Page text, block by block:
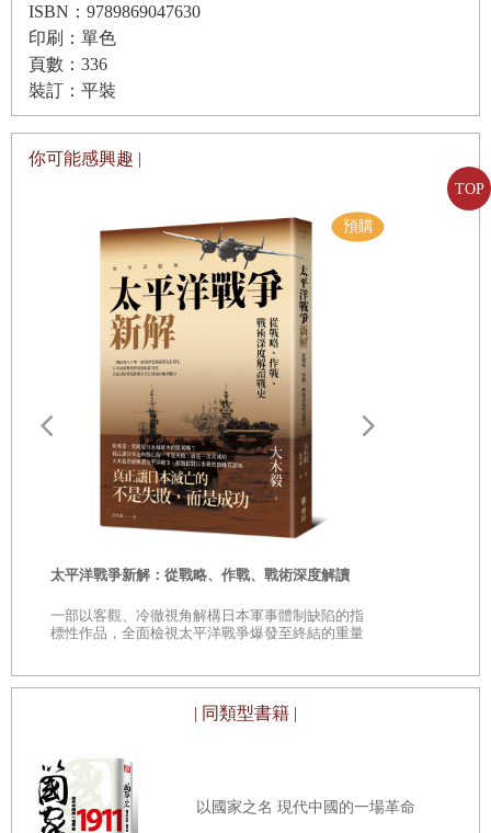
TOP
樣子。現在，所有相信他，衷心接受他的人，也將不死且獲得永生。
我成長於宗教信仰混雜的家庭—有不太虔誠的穆斯林，也有活力充沛
的無神論者—這的確是我聽過最精采的故事。在此之前，上帝從未如
然。我的宗教與我的族群身分密不可分。與絕大多數誕生在宗教傳統
中的人一樣，信仰對我來說親如自己的肌膚，不可能視若無睹。伊朗
革命使我家不得不逃離故鄉，此後，宗教，尤其是伊斯蘭教，就成了
我家絕口不提的禁忌。簡單地說，伊斯蘭教會讓我們想起在伊朗失去
的一切，我們所有的家當全落入當前統治伊朗的穆拉（mullah）手
裡。儘管如此，我的母親仍會趁沒人看見時偷偷禱告，而我們仍可在
壁櫥或某個抽屜找到一兩本被藏起來的《古蘭經》。不過大體而言，
上帝幾乎已從我們的生活中抹去。
對我來說，這其實是件好事。畢竟在一九八○年代的美國，身為穆斯
林簡直跟火星人沒什麼兩樣。我的信仰就像青紫的瘀傷，很容易讓人
看出我跟一般人有什麼不同；我需要把它遮掩起來。
能接納耶穌，愈能讓我覺得自己是真正的美國人。我的意思不是我在
權宜之下改變信仰。正好相反，我對這個自己新發現的信仰十分虔
友。青少年的我面對未知的世界，內心充滿徬徨，就在此時，耶穌向
一從青年營回來，我便急著向朋友與家人、鄰居與同學分享耶穌基督
的福音，就連剛認識的人，還有街上的陌生人，也成了我分享的對
象：有些人樂意聽我說話，但也有人當面拒絕我。然而，就在我急於
ISBN：9789869047630
印刷：單色
頁數：336
裝訂：平裝
你可能感興趣 |
太平洋戰爭新解：從戰略、作戰、戰術深度解讀
一部以客觀、冷徹視角解構日本軍事體制缺陷的指
標性作品，全面檢視太平洋戰爭爆發至終結的重量
| 同類型書籍 |
以國家之名 現代中國的一場革命